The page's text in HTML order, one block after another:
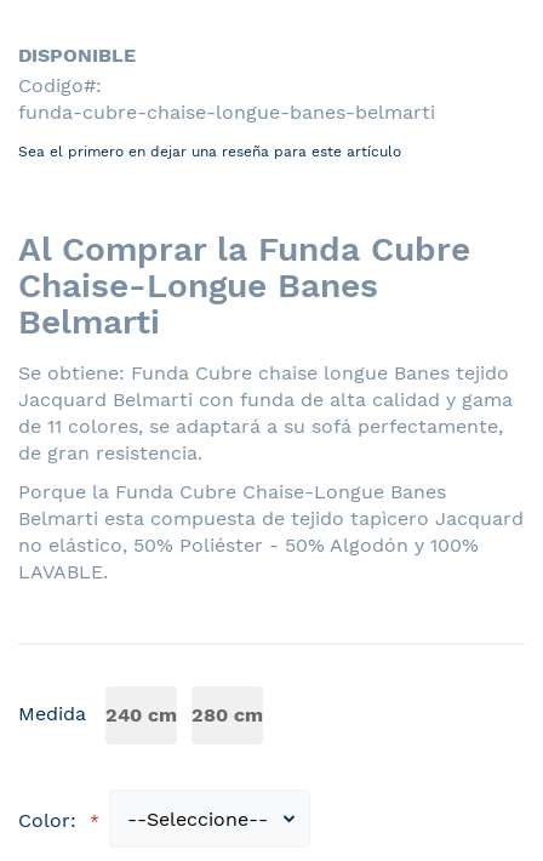
DISPONIBLE
Codigo
funda-cubre-chaise-longue-banes-belmarti
Sea el primero en dejar una reseña para este artículo
Al Comprar la Funda Cubre
Chaise-Longue Banes
Belmarti
Se obtiene: Funda Cubre chaise longue Banes tejido
Jacquard Belmarti con funda de alta calidad y gama
de 11 colores, se adaptará a su sofá perfectamente,
de gran resistencia.
Porque la Funda Cubre Chaise-Longue Banes
Belmarti esta compuesta de tejido tapìcero Jacquard
no elástico, 50% Poliéster - 50% Algodón y 100%
LAVABLE.
Medida 240 cm 280 cm
Color: